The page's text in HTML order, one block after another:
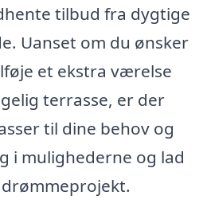
tilbud fra dygtige
Uanset om du ønsker
et ekstra værelse
terrasse, er der
til dine behov og
i mulighederne og lad